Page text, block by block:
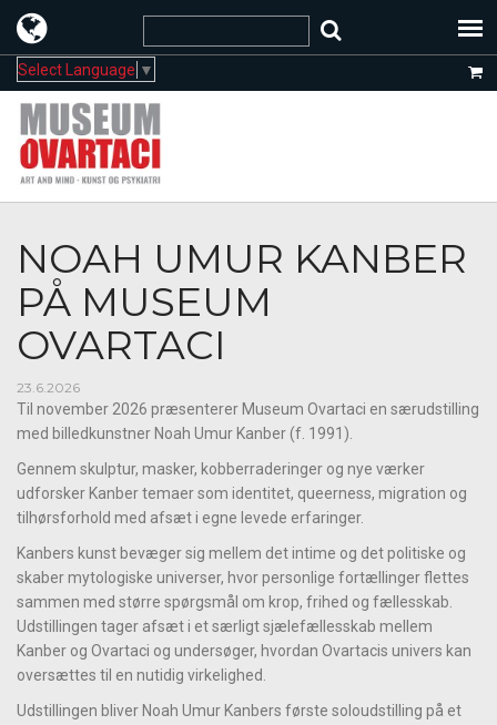
Select Language ▼
NOAH UMUR KANBER
PÅ MUSEUM
OVARTACI
23.6.2026
Til november 2026 præsenterer Museum Ovartaci en særudstilling
med billedkunstner Noah Umur Kanber (f. 1991).
Gennem skulptur, masker, kobberraderinger og nye værker
udforsker Kanber temaer som identitet, queerness, migration og
tilhørsforhold med afsæt i egne levede erfaringer.
Kanbers kunst bevæger sig mellem det intime og det politiske og
skaber mytologiske universer, hvor personlige fortællinger flettes
sammen med større spørgsmål om krop, frihed og fællesskab.
Udstillingen tager afsæt i et særligt sjælefællesskab mellem
Kanber og Ovartaci og undersøger, hvordan Ovartacis univers kan
oversættes til en nutidig virkelighed.
Udstillingen bliver Noah Umur Kanbers første soloudstilling på et